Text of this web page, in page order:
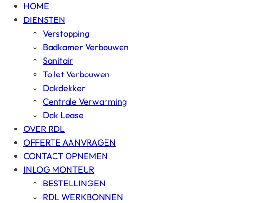
HOME
DIENSTEN
Verstopping
Badkamer Verbouwen
Sanitair
Toilet Verbouwen
Dakdekker
Centrale Verwarming
Dak Lease
OVER RDL
OFFERTE AANVRAGEN
CONTACT OPNEMEN
INLOG MONTEUR
BESTELLINGEN
RDL WERKBONNEN